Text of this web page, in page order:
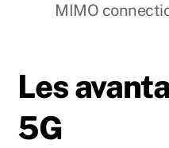
MIMO
Les
5G